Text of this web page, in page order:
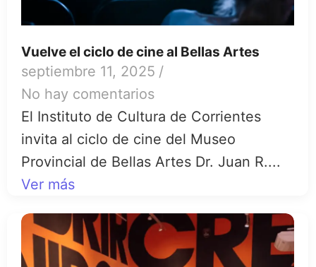
Vuelve el ciclo de cine al Bellas Artes
septiembre 11, 2025 /
No hay comentarios
El Instituto de Cultura de Corrientes
invita al ciclo de cine del Museo
Provincial de Bellas Artes Dr. Juan R....
Ver más